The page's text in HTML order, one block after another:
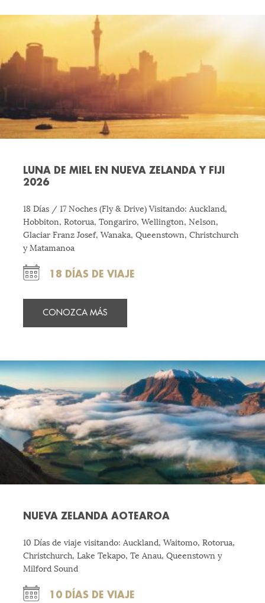
LUNA DE MIEL EN NUEVA ZELANDA Y FIJI
2026
18 Días / 17 Noches (Fly & Drive) Visitando: Auckland,
Hobbiton, Rotorua, Tongariro, Wellington, Nelson,
Glaciar Franz Josef, Wanaka, Queenstown, Christchurch
y Matamanoa
18 DÍAS DE VIAJE
CONOZCA MÁS
NUEVA ZELANDA AOTEAROA
10 Días de viaje visitando: Auckland, Waitomo, Rotorua,
Christchurch, Lake Tekapo, Te Anau, Queenstown y
Milford Sound
10 DÍAS DE VIAJE